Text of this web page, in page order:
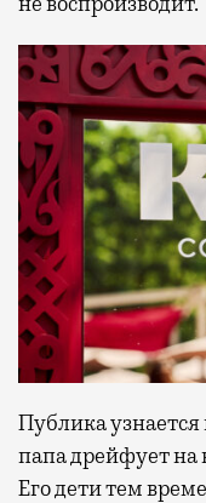
Публика
папа дрейфует на
Его дети тем